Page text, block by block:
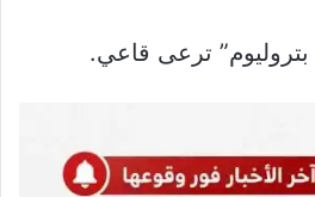
بتروليوم” ترعى قاعي.